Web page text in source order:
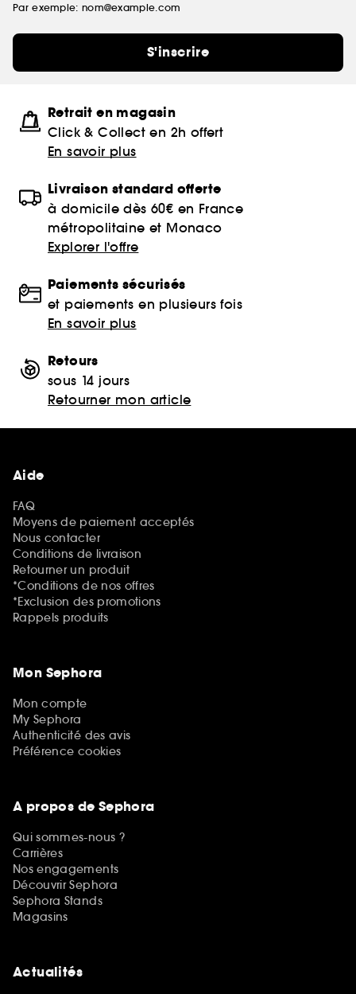
Par exemple: nom@example.com
S'inscrire
Retrait en magasin
Click & Collect en 2h offert
En savoir plus
Livraison standard offerte
à domicile dès 60€ en France
métropolitaine et Monaco
Explorer l'offre
Paiements sécurisés
et paiements en plusieurs fois
En savoir plus
Retours
sous 14 jours
Retourner mon article
Aide
FAQ
Moyens de paiement acceptés
Nous contacter
Conditions de livraison
Retourner un produit
*Conditions de nos offres
*Exclusion des promotions
Rappels produits
Mon Sephora
Mon compte
My Sephora
Authenticité des avis
Préférence cookies
A propos de Sephora
Qui sommes-nous ?
Carrières
Nos engagements
Découvrir Sephora
Sephora Stands
Magasins
Actualités